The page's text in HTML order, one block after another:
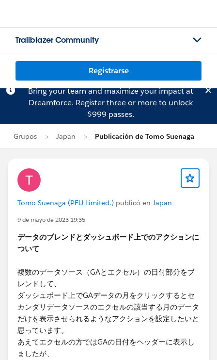
Trailblazer Community
Registrarse
Bring your team and maximize your impact at
Dreamforce. Registerthree or more to unlock
$999 passes.
Grupos Japan Publicación de Tomo Suenaga
Tomo Suenaga (PFU Limited.) publicó en Japan
9 de mayo de 2023 19:35
データのブレンドとダッシュボード上でのアクションに
ついて​
複数のデータソース（GAとエクセル）の日付部分をブ
レンドして、
ダッシュボード上でGAデータの月をクリックするとセ
カンダリデータソースのエクセルの該当する月のデータ
だけを表示させられるようなアクションを設定したいと
思っています。
あえてエクセルの方ではGAの日付をヘッダーに表示し
ましたが、